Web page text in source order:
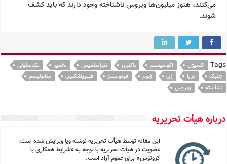
می‌کنند، هنوز میلیون‌ها ویروس ناشناخته وجود دارند که باید کشف
شوند.
Tags اکسیژن اکوسیستم باکتری تتراسلمیس تخمیر
تک‌سلولی
جلبک
دریا ژن ژنوم فوتوسنتز فیتوپلانکتون
متابولیسم
نشاسته
ویروس
درباره هیأت تحریریه
این مقاله توسط هیأت تحریریه نوشته ویا ویرایش شده است.
عضویت در هیأت تحریریه با توجه به «شرایط همکاری با
کرونوس» برای عموم آزاد است.